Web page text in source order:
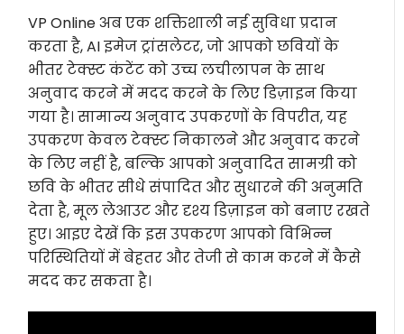
VP Online अब एक शक्तिशाली नई सुविधा प्रदान
करता है, AI इमेज ट्रांसलेटर, जो आपको छवियों के
भीतर टेक्स्ट कंटेंट को उच्च लचीलापन के साथ
अनुवाद करने में मदद करने के लिए डिज़ाइन किया
गया है। सामान्य अनुवाद उपकरणों के विपरीत, यह
उपकरण केवल टेक्स्ट निकालने और अनुवाद करने
के लिए नहीं है, बल्कि आपको अनुवादित सामग्री को
छवि के भीतर सीधे संपादित और सुधारने की अनुमति
देता है, मूल लेआउट और दृश्य डिज़ाइन को बनाए रखते
हुए। आइए देखें कि इस उपकरण आपको विभिन्न
परिस्थितियों में बेहतर और तेजी से काम करने में कैसे
मदद कर सकता है।